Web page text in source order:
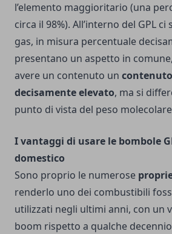
l’elemento maggioritario (una
circa il 98%). All’interno del GPL
gas, in misura percentuale
presentano un aspetto in
avere un contenuto un
decisamente elevato, ma si
punto di vista del peso
I vantaggi di usare le bombole
domestico
Sono proprio le numerose
renderlo uno dei combustibili
utilizzati negli ultimi anni, con un
boom rispetto a qualche